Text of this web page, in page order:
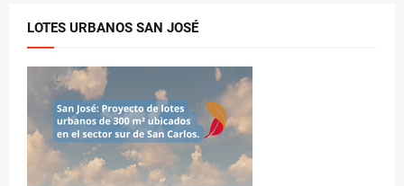
LOTES URBANOS SAN JOSÉ